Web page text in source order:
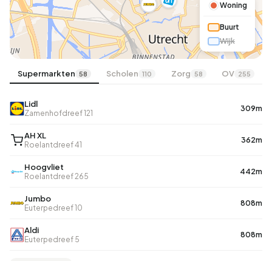
Woning
Buurt
Wijk
Supermarkten 58 Scholen 110 Zorg 58 OV 255
Lidl
Zamenhofdreef 121
309m
AH XL
Roelantdreef 41
362m
Hoogvliet
Roelantdreef 265
442m
Jumbo
Euterpedreef 10
808m
Aldi
Euterpedreef 5
808m